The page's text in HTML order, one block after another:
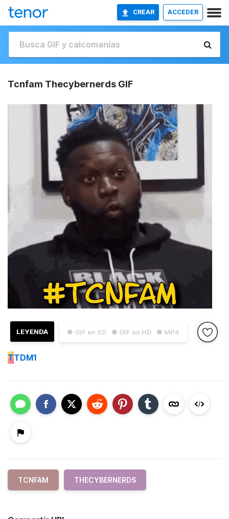
CREAR ACCEDER
Tcnfam Thecybernerds GIF
● GIF en SD ● GIF en HD ● MP4
LEYENDA
TTDM1
TCNFAM THECYBERNERDS